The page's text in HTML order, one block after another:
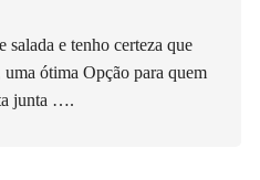
salada e tenho certeza que
ótima Opção para quem
junta ….